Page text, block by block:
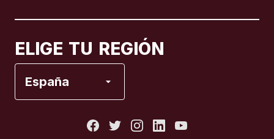
ELIGE TU REGIÓN
España